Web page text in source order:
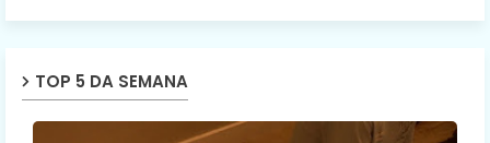
TOP 5 DA SEMANA